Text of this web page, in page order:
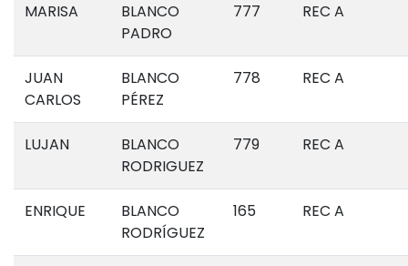
MARISA
BLANCO
PADRO
777 REC A
JUAN
CARLOS
BLANCO
PÉREZ
778 REC A
LUJAN
BLANCO
RODRIGUEZ
779 REC A
ENRIQUE
BLANCO
RODRÍGUEZ
165 REC A